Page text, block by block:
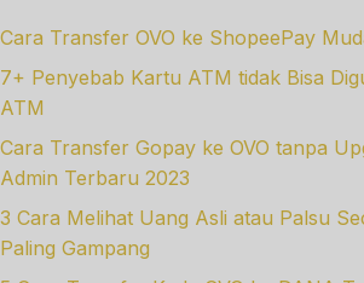
Cara Transfer OVO ke ShopeePay
7+ Penyebab Kartu ATM tidak Bisa
ATM
Cara Transfer Gopay ke OVO tanpa
Admin Terbaru 2023
3 Cara Melihat Uang Asli atau Palsu
Paling Gampang